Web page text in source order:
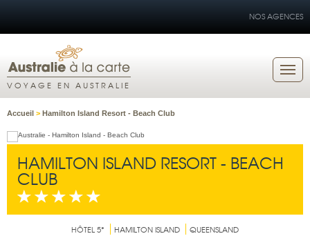
NOS AGENCES
VOYAGE EN AUSTRALIE
Accueil > Hamilton Island Resort - Beach Club
HAMILTON ISLAND RESORT - BEACH
CLUB
HÔTEL 5* HAMILTON ISLAND QUEENSLAND